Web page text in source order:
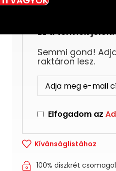
Ez a termék
Semmi gond!
raktáron lesz.
Elfogadom az
Kívánságlistához
100% diszkrét